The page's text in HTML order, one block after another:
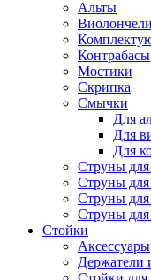
Альты
Виолончели
Контрабасы
Мостики
Скрипка
Смычки
Для
Для
Для
Струны для
Струны
Струны для
Струны
Стойки
Аксессуары
Держатели